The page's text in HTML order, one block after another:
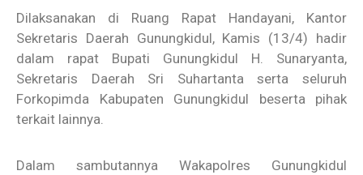
Dilaksanakan di Ruang Rapat Handayani, Kantor
Sekretaris Daerah Gunungkidul, Kamis (13/4) hadir
dalam rapat Bupati Gunungkidul H. Sunaryanta,
Sekretaris Daerah Sri Suhartanta serta seluruh
Forkopimda Kabupaten Gunungkidul beserta pihak
terkait lainnya.
Dalam sambutannya Wakapolres Gunungkidul